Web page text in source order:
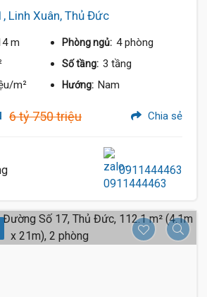
Linh Xuân, Thủ Đức
m Phòng ngủ: 4 phòng
Số tầng: 3 tầng
m² Hướng: Nam
6 tỷ 750 triệu Chia sẻ
0911444463